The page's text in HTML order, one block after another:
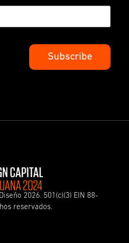
2026. 501(c)(3) EIN 88-
reservados.